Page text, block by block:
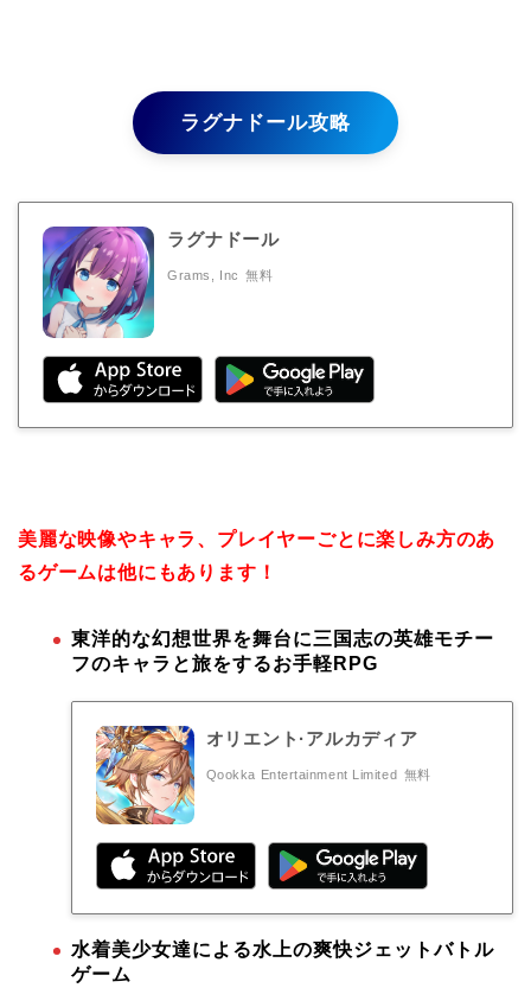
ラグナドール攻略
ラグナドール
Grams, Inc 無料
美麗な映像やキャラ、プレイヤーごとに楽しみ方のあ
るゲームは他にもあります！
東洋的な幻想世界を舞台に三国志の英雄モチー
フのキャラと旅をするお手軽RPG
オリエント·アルカディア
Qookka Entertainment Limited 無料
水着美少女達による水上の爽快ジェットバトル
ゲーム